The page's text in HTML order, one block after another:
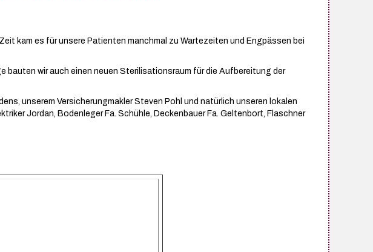
kam es für unsere Patienten manchmal zu Wartezeiten und Engpässen bei
bauten wir auch einen neuen Sterilisationsraum für die Aufbereitung der
unserem Versicherungmakler Steven Pohl und natürlich unseren lokalen
Jordan, Bodenleger Fa. Schühle, Deckenbauer Fa. Geltenbort, Flaschner